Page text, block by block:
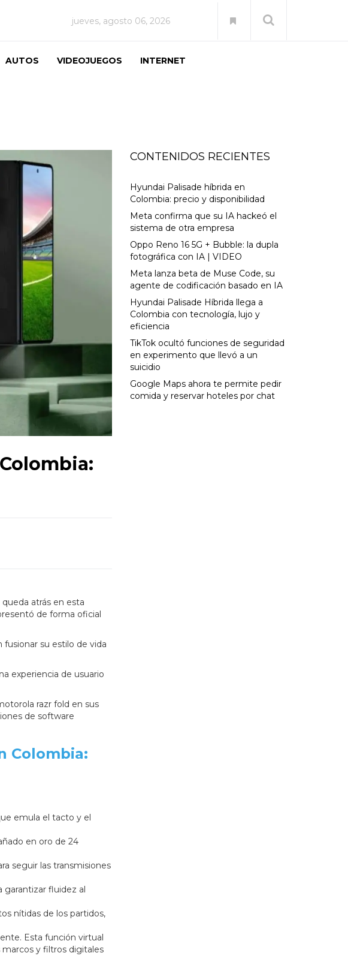
jueves, agosto 06, 2026
AUTOS VIDEOJUEGOS INTERNET
atrás en esta
de forma oficial
su estilo de vida
experiencia de usuario
razr fold en sus
de software
Colombia:
emula el tacto y el
en oro de 24
seguir las transmisiones
garantizar fluidez al
nítidas de los partidos,
Esta función virtual
y filtros digitales
CONTENIDOS RECIENTES
Hyundai Palisade híbrida en
Colombia: precio y disponibilidad
Meta confirma que su IA hackeó el
sistema de otra empresa
Oppo Reno 16 5G + Bubble: la dupla
fotográfica con IA | VIDEO
Meta lanza beta de Muse Code, su
agente de codificación basado en IA
Hyundai Palisade Híbrida llega a
Colombia con tecnología, lujo y
eficiencia
TikTok ocultó funciones de seguridad
en experimento que llevó a un
suicidio
Google Maps ahora te permite pedir
comida y reservar hoteles por chat